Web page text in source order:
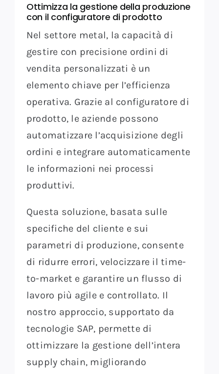
Ottimizza la gestione della produzione
con il configuratore di prodotto
Nel settore metal, la capacità di
gestire con precisione ordini di
vendita personalizzati è un
elemento chiave per l’efficienza
operativa. Grazie al configuratore di
prodotto, le aziende possono
automatizzare l’acquisizione degli
ordini e integrare automaticamente
le informazioni nei processi
produttivi.
Questa soluzione, basata sulle
specifiche del cliente e sui
parametri di produzione, consente
di ridurre errori, velocizzare il time-
to-market e garantire un flusso di
lavoro più agile e controllato. Il
nostro approccio, supportato da
tecnologie SAP, permette di
ottimizzare la gestione dell’intera
supply chain, migliorando